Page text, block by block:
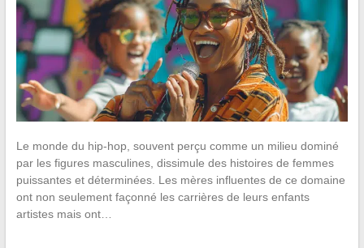
Le monde du hip-hop, souvent perçu comme un milieu dominé
par les figures masculines, dissimule des histoires de femmes
puissantes et déterminées. Les mères influentes de ce domaine
ont non seulement façonné les carrières de leurs enfants
artistes mais ont…